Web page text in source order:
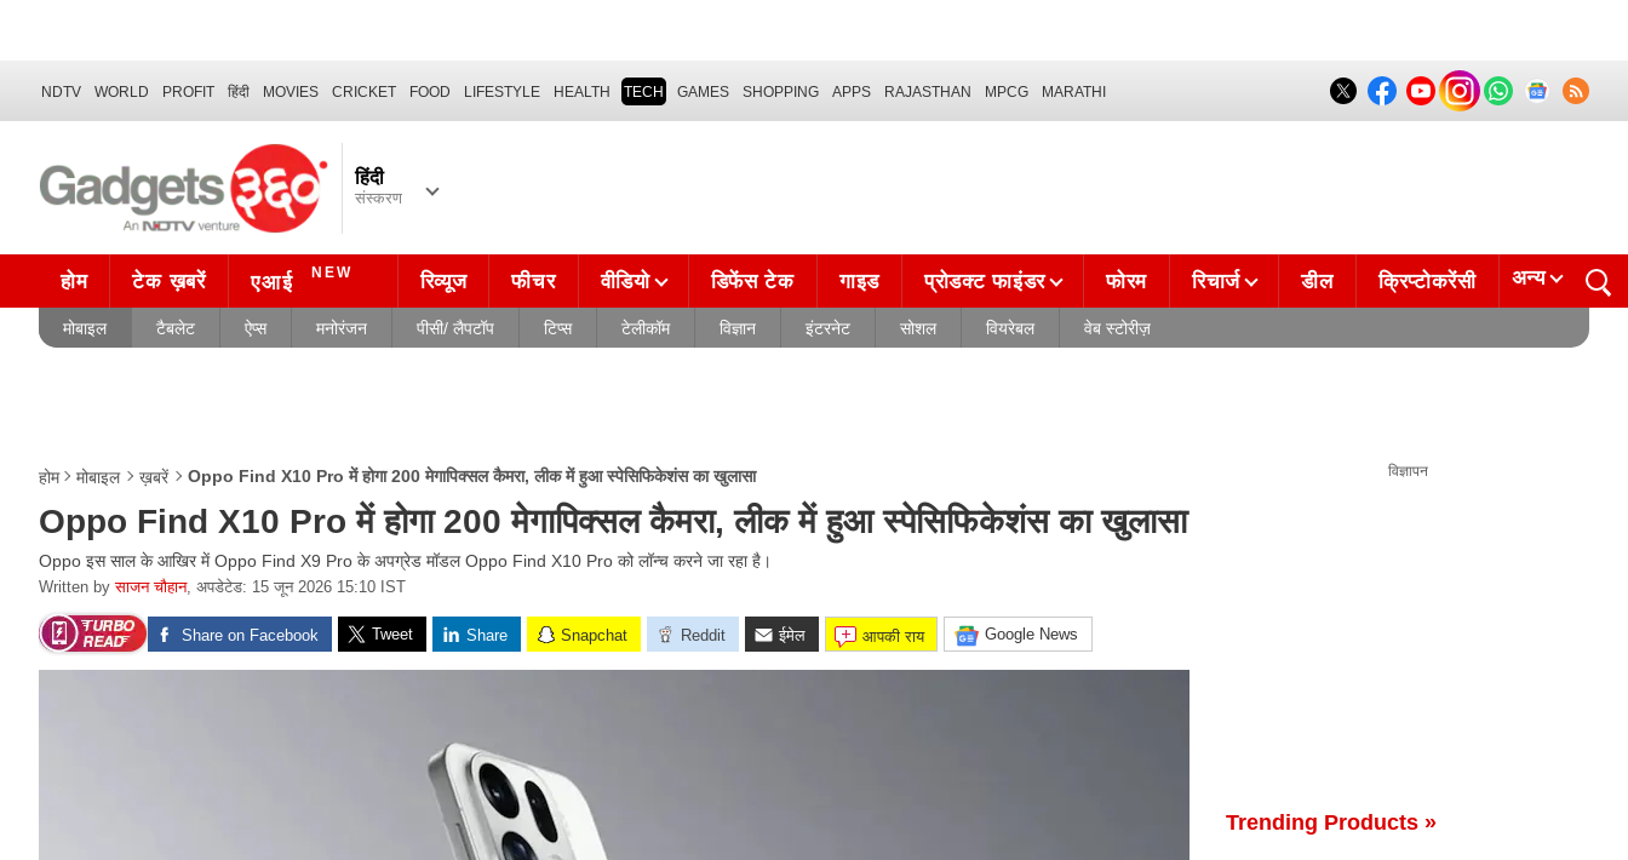
NDTV WORLD PROFIT हिंदी MOVIES CRICKET FOOD LIFESTYLE HEALTH TECH GAMES SHOPPING APPS RAJASTHAN MPCG MARATHI
हिंदी
संस्करण
होम टेक ख़बरें एआई NEW रिव्यूज फीचर वीडियो डिफेंस टेक गाइड प्रोडक्ट फाइंडर फोरम रिचार्ज डील क्रिप्टोकरेंसी अन्य
मोबाइल टैबलेट ऐप्स मनोरंजन पीसी/ लैपटॉप टिप्स टेलीकॉम विज्ञान इंटरनेट सोशल वियरेबल वेब स्टोरीज़
होम मोबाइल ख़बरें Oppo Find X10 Pro में होगा 200 मेगापिक्सल कैमरा, लीक में हुआ स्पेसिफिकेशंस का खुलासा
Oppo Find X10 Pro में होगा 200 मेगापिक्सल कैमरा, लीक में हुआ स्पेसिफिकेशंस का खुलासा
Oppo इस साल के आखिर में Oppo Find X9 Pro के अपग्रेड मॉडल Oppo Find X10 Pro को लॉन्च करने जा रहा है।
Written byसाजन चौहान, अपडेटेड: 15 जून 2026 15:10 IST
Share on Facebook Tweet Share Snapchat Reddit ईमेल आपकी राय Google News
विज्ञापन
Trending Products »